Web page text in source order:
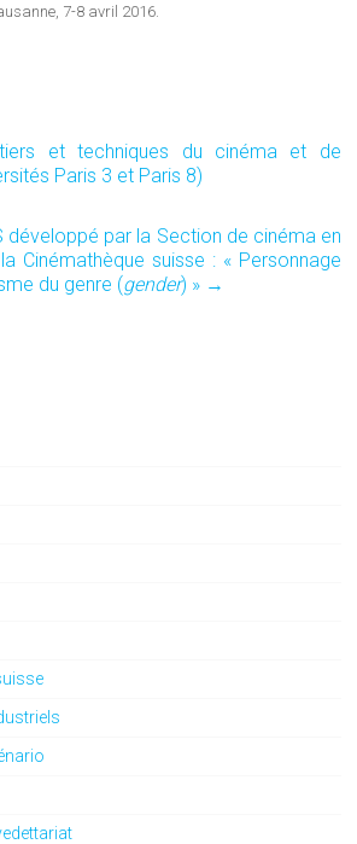
7-8 avril 2016.
et techniques du cinéma et de
Paris 3 et Paris 8)
développé par la Section de cinéma en
Cinémathèque suisse : « Personnage
du genre (gender) » →